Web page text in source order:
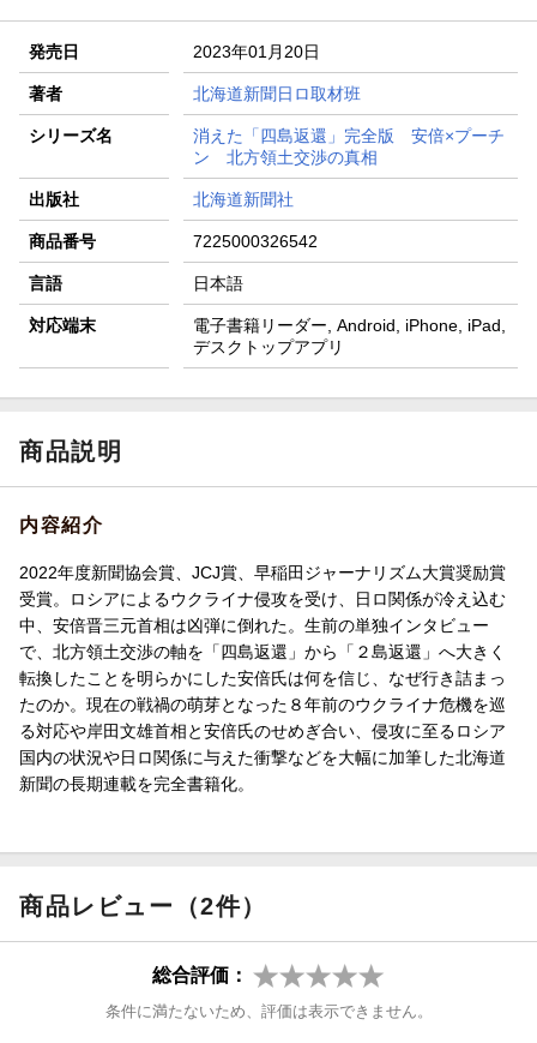
発売日 2023年01月20日
著者 北海道新聞日ロ取材班
シリーズ名
消えた「四島返還」完全版 安倍×プーチ
ン 北方領土交渉の真相
出版社 北海道新聞社
商品番号 7225000326542
言語 日本語
対応端末
電子書籍リーダー, Android, iPhone, iPad,
デスクトップアプリ
商品説明
内容紹介
2022年度新聞協会賞、JCJ賞、早稲田ジャーナリズム大賞奨励賞
受賞。ロシアによるウクライナ侵攻を受け、日ロ関係が冷え込む
中、安倍晋三元首相は凶弾に倒れた。生前の単独インタビュー
で、北方領土交渉の軸を「四島返還」から「２島返還」へ大きく
転換したことを明らかにした安倍氏は何を信じ、なぜ行き詰まっ
たのか。現在の戦禍の萌芽となった８年前のウクライナ危機を巡
る対応や岸田文雄首相と安倍氏のせめぎ合い、侵攻に至るロシア
国内の状況や日ロ関係に与えた衝撃などを大幅に加筆した北海道
新聞の長期連載を完全書籍化。
商品レビュー（2件）
総合評価：
条件に満たないため、評価は表示できません。